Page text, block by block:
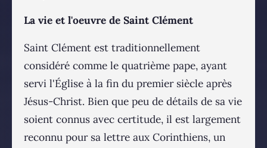
La vie et l'oeuvre de Saint Clément
Saint Clément est traditionnellement
considéré comme le quatrième pape, ayant
servi l'Église à la fin du premier siècle après
Jésus-Christ. Bien que peu de détails de sa vie
soient connus avec certitude, il est largement
reconnu pour sa lettre aux Corinthiens, un